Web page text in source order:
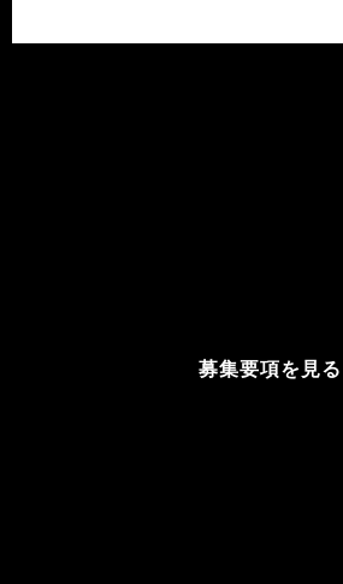
募集要項を見る